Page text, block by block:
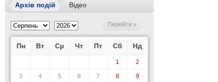
Архів подій Відео
Перейти »
Пн Вт Ср Чт Пт Сб Нд
1 2
3 4 5 6 7 8 9